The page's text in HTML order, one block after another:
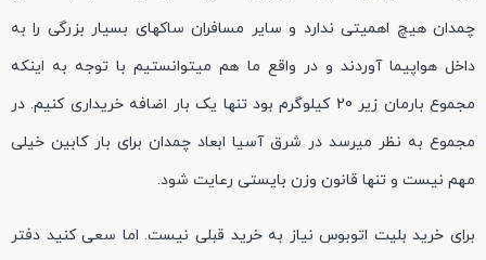
چمدان هیچ اهمیتی ندارد و سایر مسافران ساکهای بسیار بزرگی را به
داخل هواپیما آوردند و در واقع ما هم میتوانستیم با توجه به اینکه
مجموع بارمان زیر 20 کیلوگرم بود تنها یک بار اضافه خریداری کنیم. در
مجموع به نظر میرسد در شرق آسیا ابعاد چمدان برای بار کابین خیلی
مهم نیست و تنها قانون وزن بایستی رعایت شود.
برای خرید بلیت اتوبوس نیاز به خرید قبلی نیست. اما سعی کنید دفتر